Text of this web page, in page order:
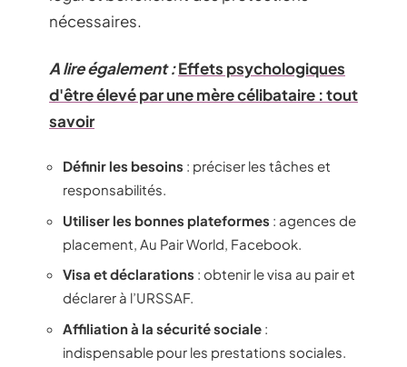
nécessaires.
A lire également :Effets psychologiques
d'être élevé par une mère célibataire : tout
savoir
Définir les besoins : préciser les tâches et
responsabilités.
Utiliser les bonnes plateformes : agences de
placement, Au Pair World, Facebook.
Visa et déclarations : obtenir le visa au pair et
déclarer à l’URSSAF.
Affiliation à la sécurité sociale :
indispensable pour les prestations sociales.